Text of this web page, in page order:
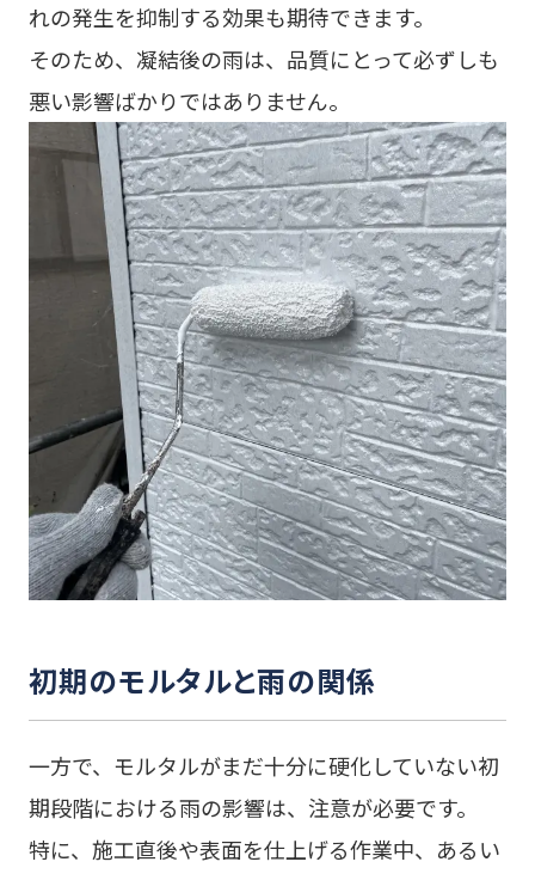
れの発生を抑制する効果も期待できます。
そのため、凝結後の雨は、品質にとって必ずしも
悪い影響ばかりではありません。
初期のモルタルと雨の関係
一方で、モルタルがまだ十分に硬化していない初
期段階における雨の影響は、注意が必要です。
特に、施工直後や表面を仕上げる作業中、あるい